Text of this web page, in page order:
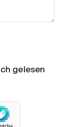
gelesen